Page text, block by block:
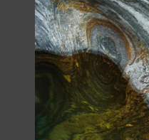
LED-
WIR